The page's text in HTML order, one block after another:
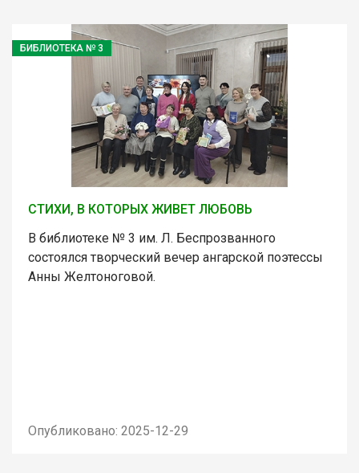
БИБЛИОТЕКА № 3
СТИХИ, В КОТОРЫХ ЖИВЕТ ЛЮБОВЬ
В библиотеке № 3 им. Л. Беспрозванного
состоялся творческий вечер ангарской поэтессы
Анны Желтоноговой.
Опубликовано: 2025-12-29